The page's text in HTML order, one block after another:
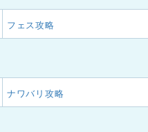
フェス攻略
ナワバリ攻略